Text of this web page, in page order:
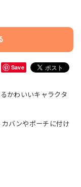
Save
かわいいキャラクタ
バンやポーチに付け